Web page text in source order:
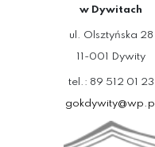
w Dywitach
ul. Olsztyńska 28
11-001 Dywity
tel.: 89 512 01 23
gokdywity@wp.pl